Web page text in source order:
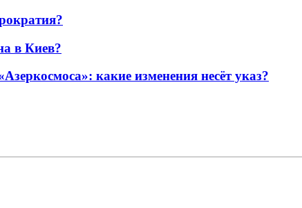
в Киев?
какие изменения несёт указ?